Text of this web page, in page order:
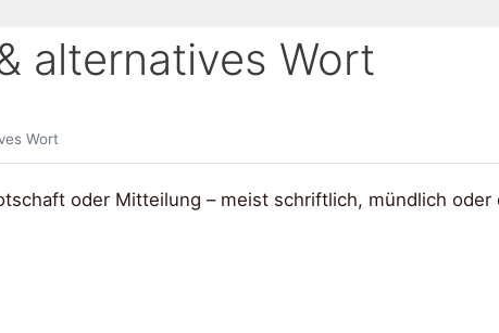
alternatives Wort
Wort
oder Mitteilung – meist schriftlich, mündlich oder